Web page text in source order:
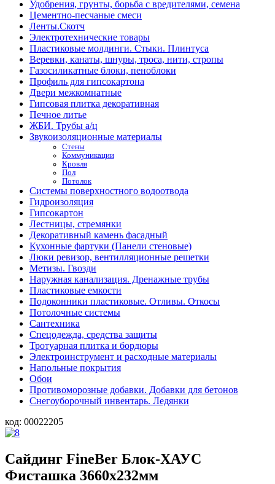
Удобрения, грунты, борьба с вредителями, семена
Цементно-песчаные смеси
Ленты.Скотч
Электротехнические товары
Пластиковые молдинги. Стыки. Плинтуса
Веревки, канаты, шнуры, троса, нити, стропы
Газосиликатные блоки, пеноблоки
Профиль для гипсокартона
Двери межкомнатные
Гипсовая плитка декоративная
Печное литье
ЖБИ. Трубы а/ц
Звукоизоляционные материалы
Стены
Коммуникации
Кровля
Пол
Потолок
Системы поверхностного водоотвода
Гидроизоляция
Гипсокартон
Лестницы, стремянки
Декоративный камень фасадный
Кухонные фартуки (Панели стеновые)
Люки ревизор, вентилляционные решетки
Метизы. Гвозди
Наружная канализация. Дренажные трубы
Пластиковые емкости
Подоконники пластиковые. Отливы. Откосы
Потолочные системы
Сантехника
Спецодежда, средства защиты
Тротуарная плитка и бордюры
Электроинструмент и расходные материалы
Напольные покрытия
Обои
Противоморозные добавки. Добавки для бетонов
Снегоуборочный инвентарь. Ледянки
код: 00022205
Сайдинг FineBer Блок-ХАУС
Фисташка 3660х232мм